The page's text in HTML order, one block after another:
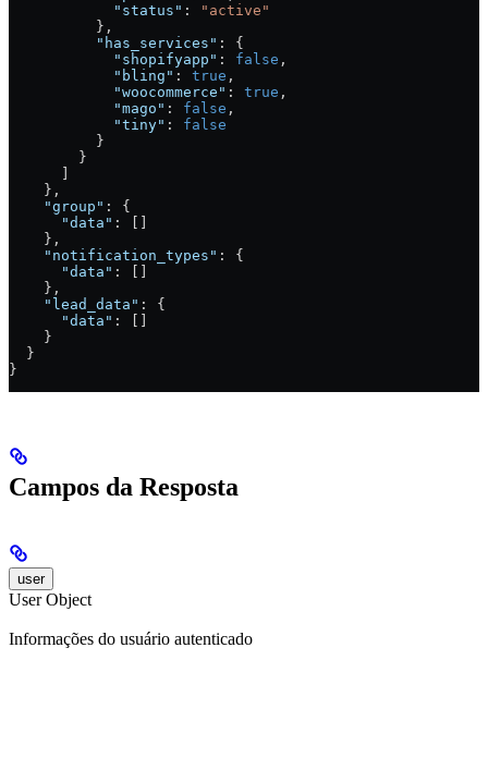
            "status"
:
"active"
          },
          "has_services"
: {
            "shopifyapp"
: false ,
            "bling"
: true ,
            "woocommerce"
: true ,
            "mago"
: false ,
            "tiny"
: false
          }
        }
    },
    "group"
: {
      "data"
: []
    },
    "notification_types"
: {
      "data"
: []
    },
    "lead_data"
: {
      "data"
: []
    }
  }
}
Campos da Resposta
user
User Object
Informações do usuário autenticado